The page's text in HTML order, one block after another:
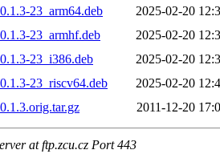
23_arm64.deb
2025-02-20
23_armhf.deb
2025-02-20
23_i386.deb
2025-02-20
23_riscv64.deb
2025-02-20
2011-12-20
at ftp.zcu.cz Port 443